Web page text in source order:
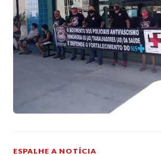
ESPALHE A NOTÍCIA